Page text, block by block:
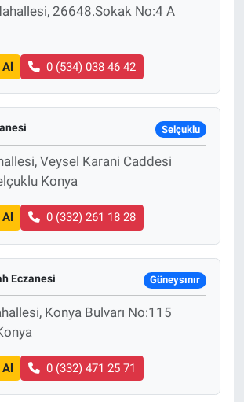
26648.Sokak No:4 A
0 (534) 038 46 42
Selçuklu
Veysel Karani Caddesi
Konya
0 (332) 261 18 28
Eczanesi Güneysınır
Konya Bulvarı No:115
0 (332) 471 25 71